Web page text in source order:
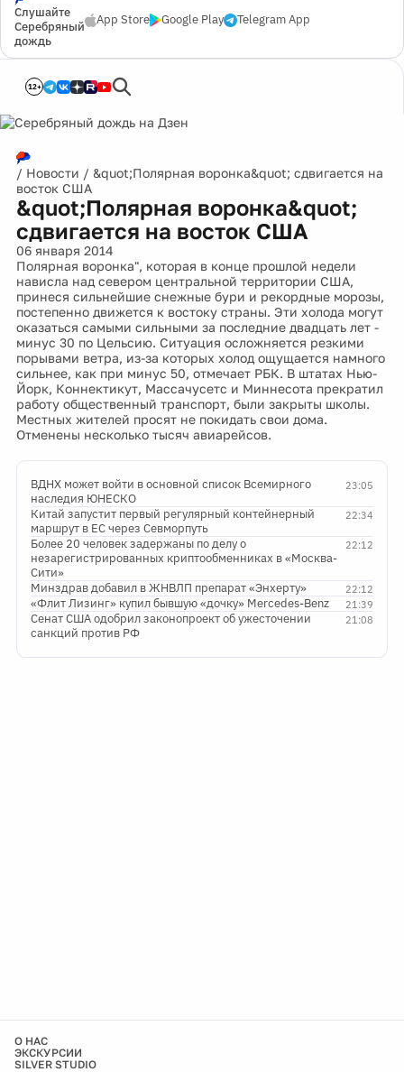
Слушайте
Серебряный
дождь
App Store Google Play Telegram App
12+
/ Новости / &quot;Полярная воронка&quot; сдвигается на
восток США
&quot;Полярная воронка&quot;
сдвигается на восток США
06 января 2014
Полярная воронка", которая в конце прошлой недели
нависла над севером центральной территории США,
принеся сильнейшие снежные бури и рекордные морозы,
постепенно движется к востоку страны. Эти холода могут
оказаться самыми сильными за последние двадцать лет -
минус 30 по Цельсию. Ситуация осложняется резкими
порывами ветра, из-за которых холод ощущается намного
сильнее, как при минус 50, отмечает РБК. В штатах Нью-
Йорк, Коннектикут, Массачусетс и Миннесота прекратил
работу общественный транспорт, были закрыты школы.
Местных жителей просят не покидать свои дома.
Отменены несколько тысяч авиарейсов.
23:05
ВДНХ может войти в основной список Всемирного
наследия ЮНЕСКО
22:34
Китай запустит первый регулярный контейнерный
маршрут в ЕС через Севморпуть
22:12
Более 20 человек задержаны по делу о
незарегистрированных криптообменниках в «Москва-
Сити»
22:12
Минздрав добавил в ЖНВЛП препарат «Энхерту»
21:39
«Флит Лизинг» купил бывшую «дочку» Mercedes-Benz
21:08
Сенат США одобрил законопроект об ужесточении
санкций против РФ
О НАС
ЭКСКУРСИИ
SILVER STUDIO